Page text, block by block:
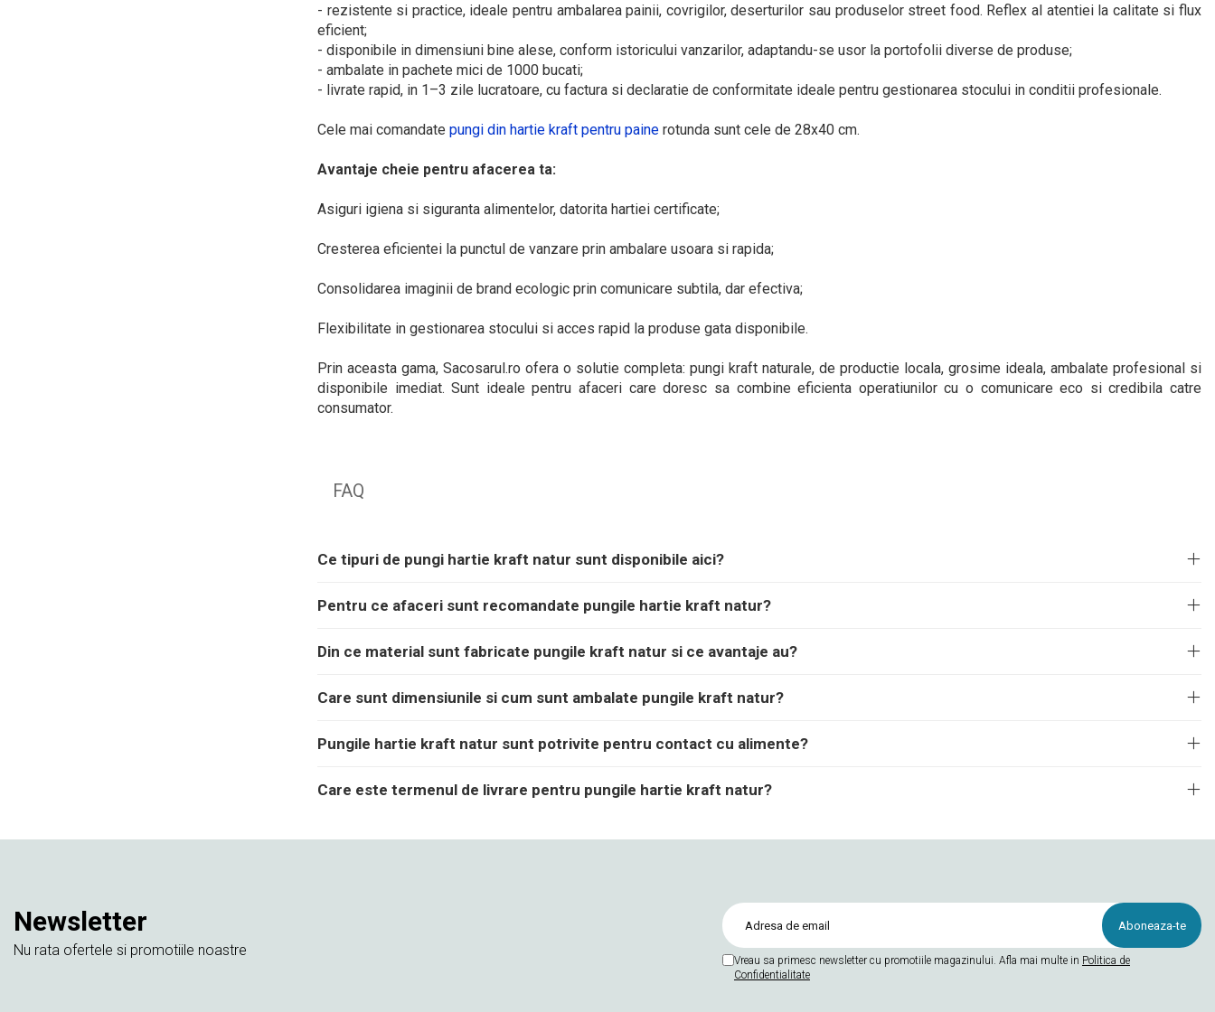
- rezistente si practice, ideale pentru ambalarea painii, covrigilor, deserturilor sau produselor street food. Reflex al atentiei la calitate si flux
eficient;
- disponibile in dimensiuni bine alese, conform istoricului vanzarilor, adaptandu-se usor la portofolii diverse de produse;
- ambalate in pachete mici de 1000 bucati;
- livrate rapid, in 1–3 zile lucratoare, cu factura si declaratie de conformitate ideale pentru gestionarea stocului in conditii profesionale.
Cele mai comandate pungi din hartie kraft pentru paine rotunda sunt cele de 28x40 cm.
Avantaje cheie pentru afacerea ta:
Asiguri igiena si siguranta alimentelor, datorita hartiei certificate;
Cresterea eficientei la punctul de vanzare prin ambalare usoara si rapida;
Consolidarea imaginii de brand ecologic prin comunicare subtila, dar efectiva;
Flexibilitate in gestionarea stocului si acces rapid la produse gata disponibile.
Prin aceasta gama, Sacosarul.ro ofera o solutie completa: pungi kraft naturale, de productie locala, grosime ideala, ambalate profesional si
disponibile imediat. Sunt ideale pentru afaceri care doresc sa combine eficienta operatiunilor cu o comunicare eco si credibila catre
consumator.
FAQ
Ce tipuri de pungi hartie kraft natur sunt disponibile aici?
Pentru ce afaceri sunt recomandate pungile hartie kraft natur?
Din ce material sunt fabricate pungile kraft natur si ce avantaje au?
Care sunt dimensiunile si cum sunt ambalate pungile kraft natur?
Pungile hartie kraft natur sunt potrivite pentru contact cu alimente?
Care este termenul de livrare pentru pungile hartie kraft natur?
Newsletter
Nu rata ofertele si promotiile noastre
Vreau sa primesc newsletter cu promotiile magazinului. Afla mai multe in Politica de
Confidentialitate